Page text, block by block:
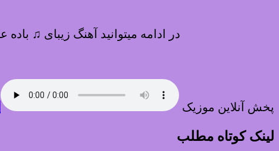
در ادامه میتوانید آهنگ زیبای ♫
پخش آنلاین موزیک
لینک کوتاه مطلب